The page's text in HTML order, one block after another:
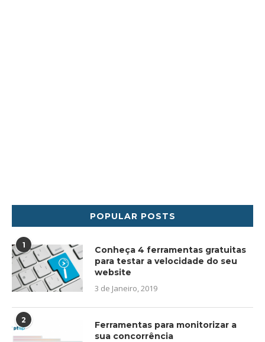
POPULAR POSTS
1
Conheça 4 ferramentas gratuitas
para testar a velocidade do seu
website
3 de Janeiro, 2019
2
Ferramentas para monitorizar a
sua concorrência